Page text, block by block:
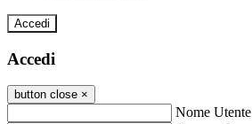
Accedi
Accedi
button close ×
Nome Utente